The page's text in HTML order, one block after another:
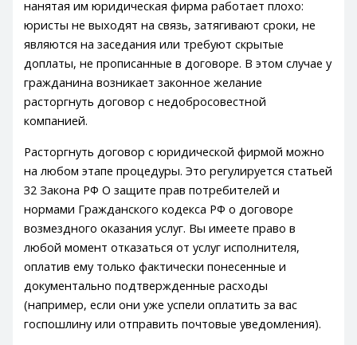
нанятая им юридическая фирма работает плохо:
юристы не выходят на связь, затягивают сроки, не
являются на заседания или требуют скрытые
доплаты, не прописанные в договоре. В этом случае у
гражданина возникает законное желание
расторгнуть договор с недобросовестной
компанией.
Расторгнуть договор с юридической фирмой можно
на любом этапе процедуры. Это регулируется статьей
32 Закона РФ О защите прав потребителей и
нормами Гражданского кодекса РФ о договоре
возмездного оказания услуг. Вы имеете право в
любой момент отказаться от услуг исполнителя,
оплатив ему только фактически понесенные и
документально подтвержденные расходы
(например, если они уже успели оплатить за вас
госпошлину или отправить почтовые уведомления).